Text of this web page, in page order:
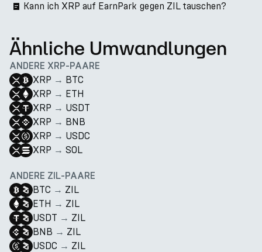
Kann ich XRP auf EarnPark gegen ZIL tauschen?
Ähnliche Umwandlungen
ANDERE XRP-PAARE
XRP → BTC
XRP → ETH
XRP → USDT
XRP → BNB
XRP → USDC
XRP → SOL
ANDERE ZIL-PAARE
BTC → ZIL
ETH → ZIL
USDT → ZIL
BNB → ZIL
USDC → ZIL